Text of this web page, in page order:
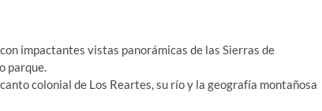
impactantes vistas panorámicas de las Sierras de
parque.
colonial de Los Reartes, su río y la geografía montañosa